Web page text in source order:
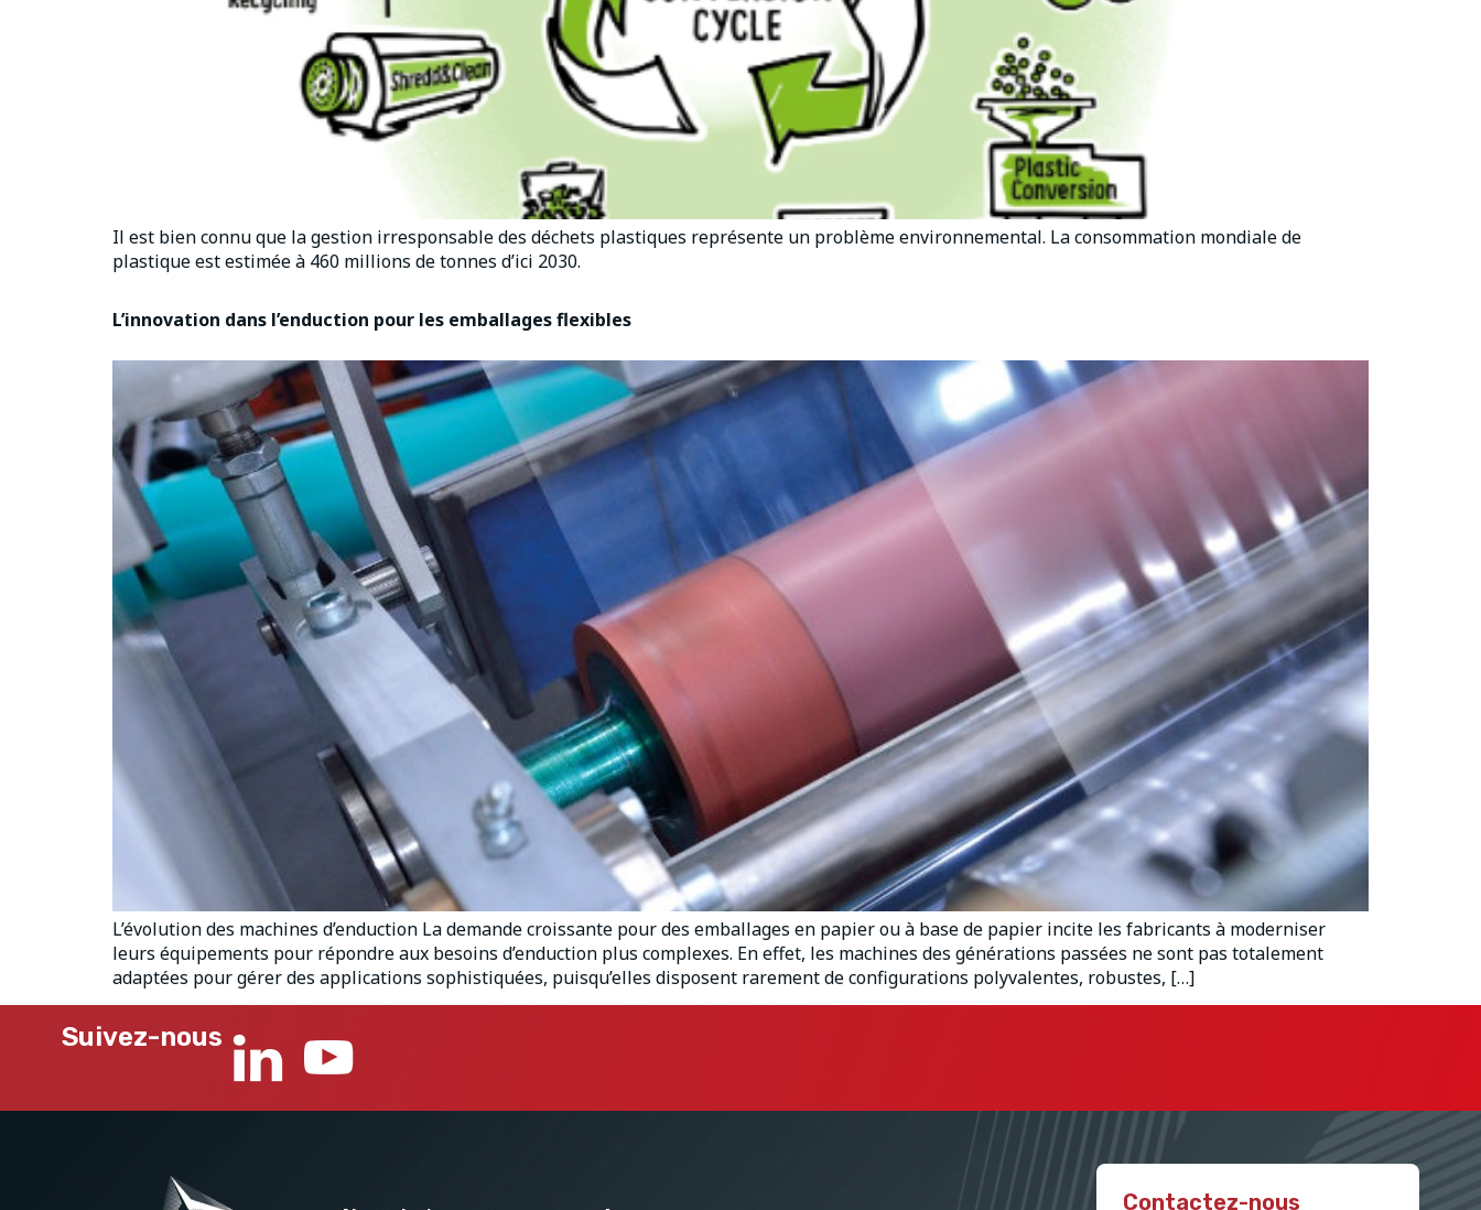
Il est bien connu que la gestion irresponsable des déchets plastiques représente un problème environnemental. La consommation mondiale de
plastique est estimée à 460 millions de tonnes d’ici 2030.
L’innovation dans l’enduction pour les emballages flexibles
L’évolution des machines d’enduction La demande croissante pour des emballages en papier ou à base de papier incite les fabricants à moderniser
leurs équipements pour répondre aux besoins d’enduction plus complexes. En effet, les machines des générations passées ne sont pas totalement
adaptées pour gérer des applications sophistiquées, puisqu’elles disposent rarement de configurations polyvalentes, robustes, […]
Suivez-nous
Contactez-nous